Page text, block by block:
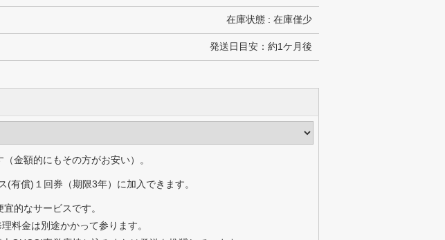
在庫状態 : 在庫僅少
発送日目安：約1ケ月後
金額的にもその方がお安い）。
有償)１回券（期限3年）に加入できます。
的なサービスです。
料金は別途かかって参ります。